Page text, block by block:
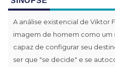
A análise existencial de Viktor
imagem de homem como um
capaz de configurar seu
ser que "se decide" e se